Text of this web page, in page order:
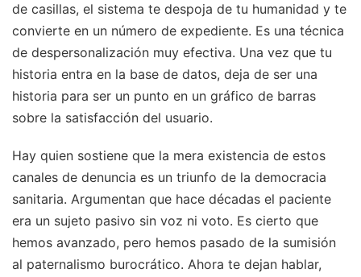
de casillas, el sistema te despoja de tu humanidad y te
convierte en un número de expediente. Es una técnica
de despersonalización muy efectiva. Una vez que tu
historia entra en la base de datos, deja de ser una
historia para ser un punto en un gráfico de barras
sobre la satisfacción del usuario.
Hay quien sostiene que la mera existencia de estos
canales de denuncia es un triunfo de la democracia
sanitaria. Argumentan que hace décadas el paciente
era un sujeto pasivo sin voz ni voto. Es cierto que
hemos avanzado, pero hemos pasado de la sumisión
al paternalismo burocrático. Ahora te dejan hablar,